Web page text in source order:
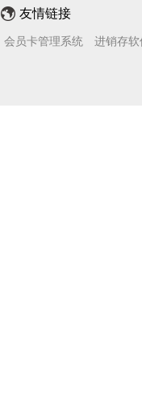
友情链接
会员卡管理系统 进销存软